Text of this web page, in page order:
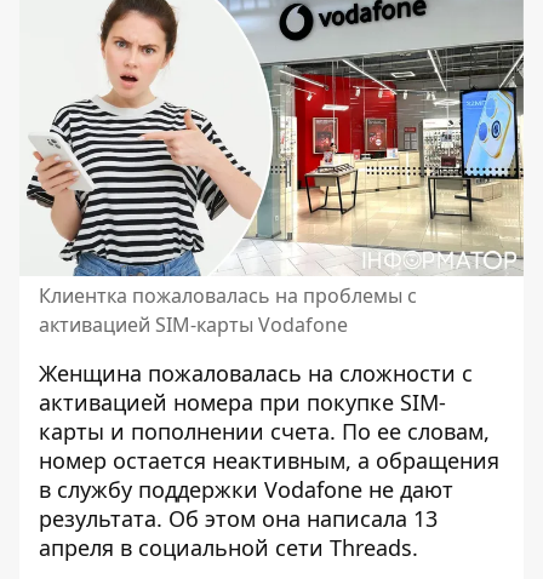
Клиентка пожаловалась на проблемы с
активацией SIM-карты Vodafone
Женщина пожаловалась на сложности с
активацией номера при покупке SIM-
карты и пополнении счета. По ее словам,
номер остается неактивным, а обращения
в службу поддержки Vodafone не дают
результата. Об этом она написала 13
апреля в социальной сети Threads.